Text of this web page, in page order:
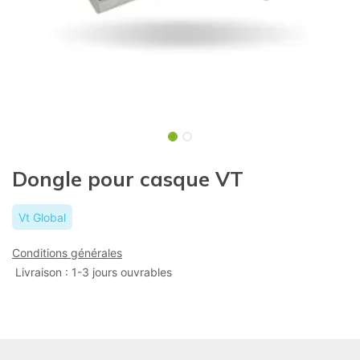
Dongle pour casque VT
Vt Global
Conditions générales
Livraison : 1-3 jours ouvrables